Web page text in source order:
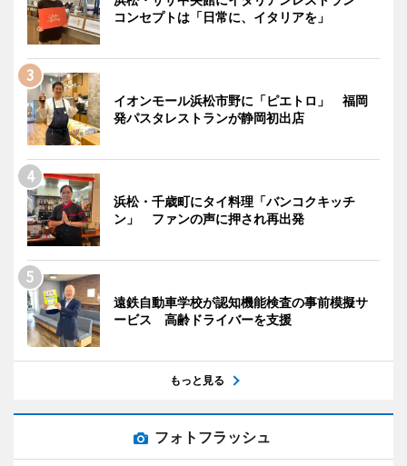
コンセプトは「日常に、イタリアを」
イオンモール浜松市野に「ピエトロ」 福岡
発パスタレストランが静岡初出店
浜松・千歳町にタイ料理「バンコクキッチ
ン」 ファンの声に押され再出発
遠鉄自動車学校が認知機能検査の事前模擬サ
ービス 高齢ドライバーを支援
もっと見る
フォトフラッシュ